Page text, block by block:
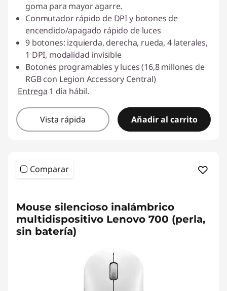
goma para mayor agarre.
Conmutador rápido de DPI y botones de
encendido/apagado rápido de luces
9 botones: izquierda, derecha, rueda, 4 laterales,
1 DPI, modalidad invisible
Botones programables y luces (16,8 millones de
RGB con Legion Accessory Central)
Entrega 1 día hábil.
Vista rápida Añadir al carrito
Comparar
Mouse silencioso inalámbrico
multidispositivo Lenovo 700 (perla,
sin batería)